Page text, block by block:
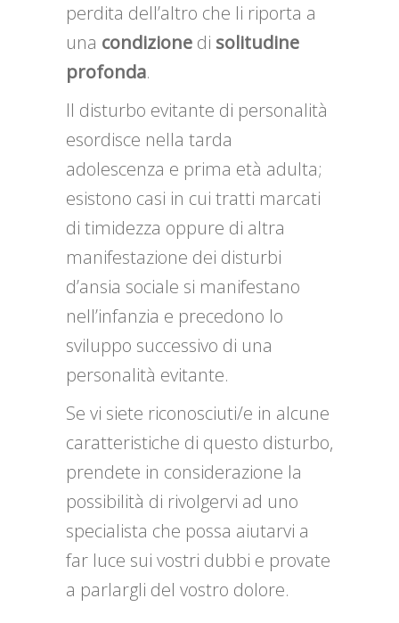
perdita dell’altro che li riporta a
una condizione di solitudine
profonda.
Il disturbo evitante di personalità
esordisce nella tarda
adolescenza e prima età adulta;
esistono casi in cui tratti marcati
di timidezza oppure di altra
manifestazione dei disturbi
d’ansia sociale si manifestano
nell’infanzia e precedono lo
sviluppo successivo di una
personalità evitante.
Se vi siete riconosciuti/e in alcune
caratteristiche di questo disturbo,
prendete in considerazione la
possibilità di rivolgervi ad uno
specialista che possa aiutarvi a
far luce sui vostri dubbi e provate
a parlargli del vostro dolore.